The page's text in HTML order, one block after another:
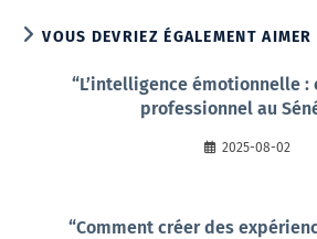
VOUS DEVRIEZ ÉGALEMENT AIMER
“L’intelligence émotionnelle :
professionnel au
2025-08-02
“Comment créer des